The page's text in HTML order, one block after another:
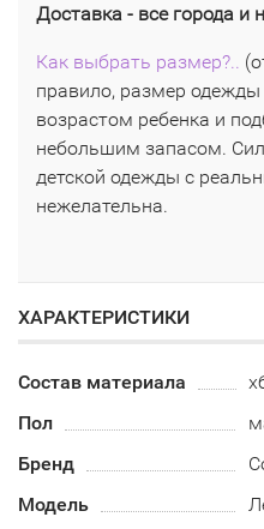
Доставка - все города и
Как выбрать размер?..
правило, размер одежды
возрастом ребенка и
небольшим запасом.
детской одежды с
нежелательна.
ХАРАКТЕРИСТИКИ
Состав материала
Пол
Бренд
Модель